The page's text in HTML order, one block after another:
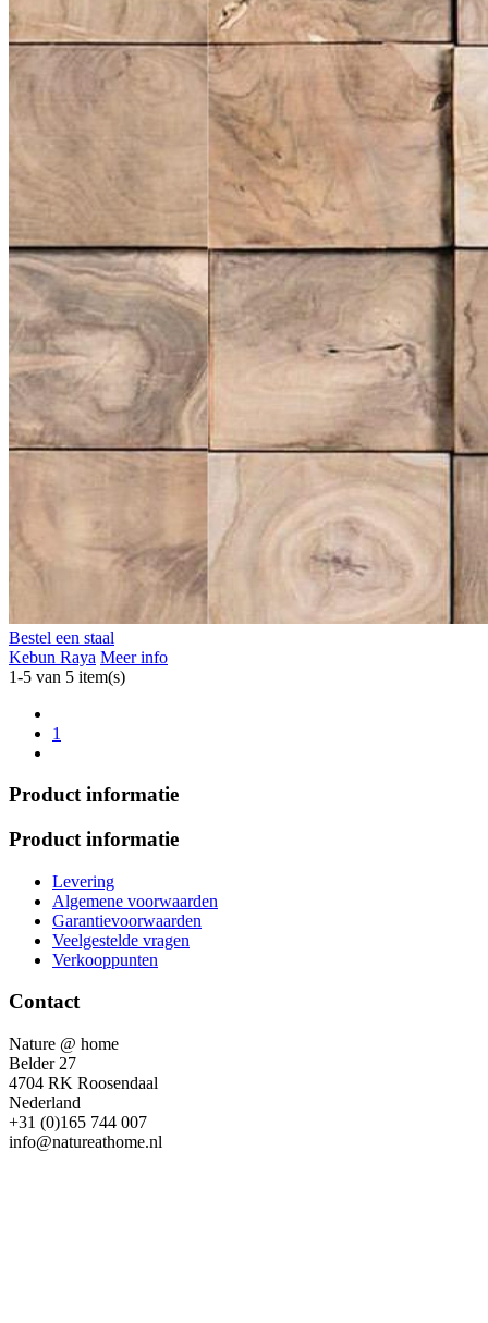
Bestel een staal
Kebun Raya Meer info
1-5 van 5 item(s)
1
Product informatie
Product informatie
Levering
Algemene voorwaarden
Garantievoorwaarden
Veelgestelde vragen
Verkooppunten
Contact
Nature @ home
Belder 27
4704 RK Roosendaal
Nederland
+31 (0)165 744 007
info@natureathome.nl